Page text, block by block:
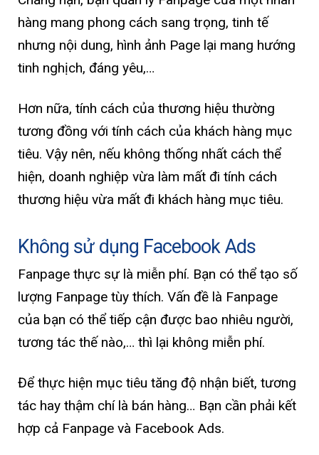
hàng mang phong cách sang trọng, tinh tế
nhưng nội dung, hình ảnh Page lại mang hướng
tinh nghịch, đáng yêu,…
Hơn nữa, tính cách của thương hiệu thường
tương đồng với tính cách của khách hàng mục
tiêu. Vậy nên, nếu không thống nhất cách thể
hiện, doanh nghiệp vừa làm mất đi tính cách
thương hiệu vừa mất đi khách hàng mục tiêu.
Không sử dụng Facebook Ads
Fanpage thực sự là miễn phí. Bạn có thể tạo số
lượng Fanpage tùy thích. Vấn đề là Fanpage
của bạn có thể tiếp cận được bao nhiêu người,
tương tác thế nào,… thì lại không miễn phí.
Để thực hiện mục tiêu tăng độ nhận biết, tương
tác hay thậm chí là bán hàng… Bạn cần phải kết
hợp cả Fanpage và Facebook Ads.